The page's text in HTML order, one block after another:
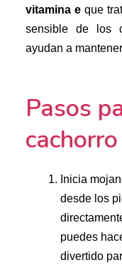
vitamina e que
sensible de los
ayudan a
Pasos
cachorro
Inicia
desde los
puedes
divertido